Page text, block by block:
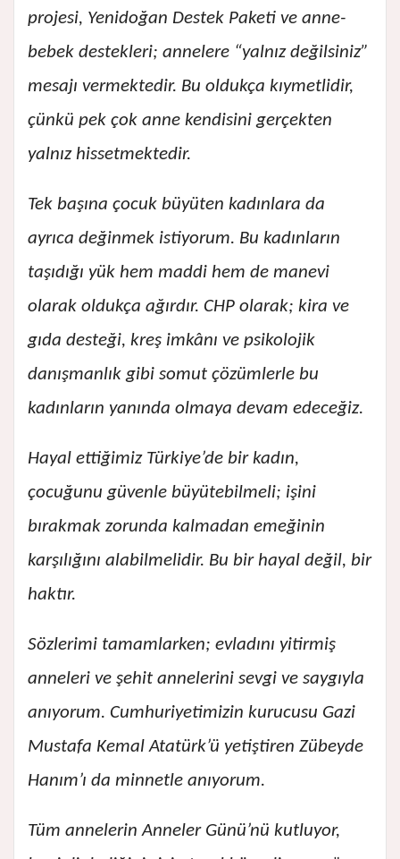
projesi, Yenidoğan Destek Paketi ve anne-
bebek destekleri; annelere “yalnız değilsiniz”
mesajı vermektedir. Bu oldukça kıymetlidir,
çünkü pek çok anne kendisini gerçekten
yalnız hissetmektedir.
Tek başına çocuk büyüten kadınlara da
ayrıca değinmek istiyorum. Bu kadınların
taşıdığı yük hem maddi hem de manevi
olarak oldukça ağırdır. CHP olarak; kira ve
gıda desteği, kreş imkânı ve psikolojik
danışmanlık gibi somut çözümlerle bu
kadınların yanında olmaya devam edeceğiz.
Hayal ettiğimiz Türkiye’de bir kadın,
çocuğunu güvenle büyütebilmeli; işini
bırakmak zorunda kalmadan emeğinin
karşılığını alabilmelidir. Bu bir hayal değil, bir
haktır.
Sözlerimi tamamlarken; evladını yitirmiş
anneleri ve şehit annelerini sevgi ve saygıyla
anıyorum. Cumhuriyetimizin kurucusu Gazi
Mustafa Kemal Atatürk’ü yetiştiren Zübeyde
Hanım’ı da minnetle anıyorum.
Tüm annelerin Anneler Günü’nü kutluyor,